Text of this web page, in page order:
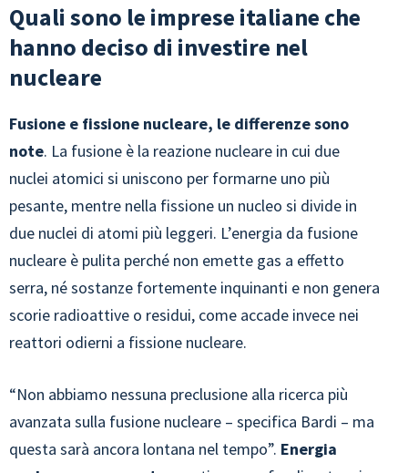
Quali sono le imprese italiane che
hanno deciso di investire nel
nucleare
Fusione e fissione nucleare, le differenze sono
note. La fusione è la reazione nucleare in cui due
nuclei atomici si uniscono per formarne uno più
pesante, mentre nella fissione un nucleo si divide in
due nuclei di atomi più leggeri. L’energia da fusione
nucleare è pulita perché non emette gas a effetto
serra, né sostanze fortemente inquinanti e non genera
scorie radioattive o residui, come accade invece nei
reattori odierni a fissione nucleare.
“Non abbiamo nessuna preclusione alla ricerca più
avanzata sulla fusione nucleare – specifica Bardi – ma
questa sarà ancora lontana nel tempo”. Energia